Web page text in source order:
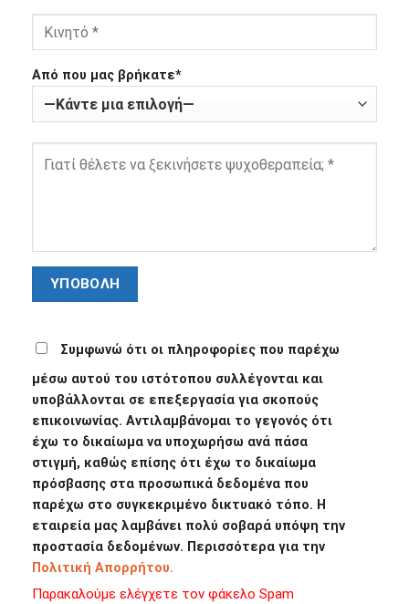
Από που μας βρήκατε*
Συμφωνώ ότι οι πληροφορίες που παρέχω
μέσω αυτού του ιστότοπου συλλέγονται και
υποβάλλονται σε επεξεργασία για σκοπούς
επικοινωνίας. Αντιλαμβάνομαι το γεγονός ότι
έχω το δικαίωμα να υποχωρήσω ανά πάσα
στιγμή, καθώς επίσης ότι έχω το δικαίωμα
πρόσβασης στα προσωπικά δεδομένα που
παρέχω στο συγκεκριμένο δικτυακό τόπο. Η
εταιρεία μας λαμβάνει πολύ σοβαρά υπόψη την
προστασία δεδομένων. Περισσότερα για την
Πολιτική Απορρήτου.
Παρακαλούμε ελέγχετε τον φάκελο Spam